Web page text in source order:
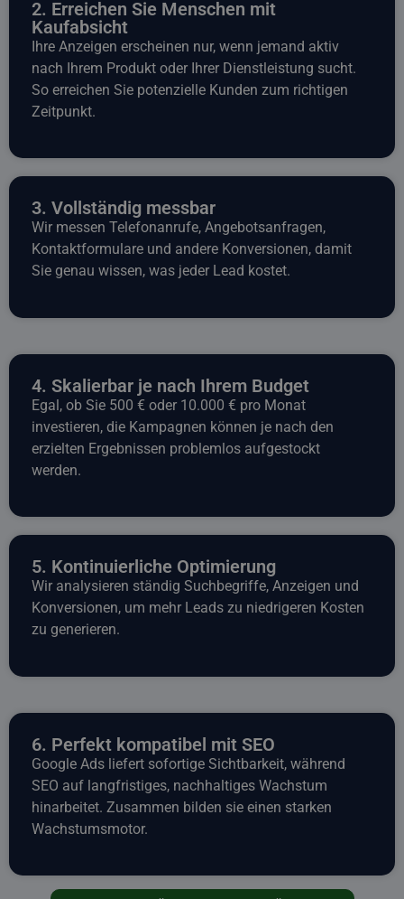
2. Erreichen Sie Menschen mit
Kaufabsicht
Ihre Anzeigen erscheinen nur, wenn jemand aktiv
nach Ihrem Produkt oder Ihrer Dienstleistung sucht.
So erreichen Sie potenzielle Kunden zum richtigen
Zeitpunkt.
3. Vollständig messbar
Wir messen Telefonanrufe, Angebotsanfragen,
Kontaktformulare und andere Konversionen, damit
Sie genau wissen, was jeder Lead kostet.
4. Skalierbar je nach Ihrem Budget
Egal, ob Sie 500 € oder 10.000 € pro Monat
investieren, die Kampagnen können je nach den
erzielten Ergebnissen problemlos aufgestockt
werden.
5. Kontinuierliche Optimierung
Wir analysieren ständig Suchbegriffe, Anzeigen und
Konversionen, um mehr Leads zu niedrigeren Kosten
zu generieren.
6. Perfekt kompatibel mit SEO
Google Ads liefert sofortige Sichtbarkeit, während
SEO auf langfristiges, nachhaltiges Wachstum
hinarbeitet. Zusammen bilden sie einen starken
Wachstumsmotor.